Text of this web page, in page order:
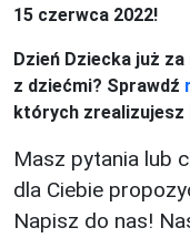
15 czerwca 2022!
Dzień Dziecka już
z dziećmi? Sprawdź
których zrealizujesz
Masz pytania lub
dla Ciebie
Napisz do nas!